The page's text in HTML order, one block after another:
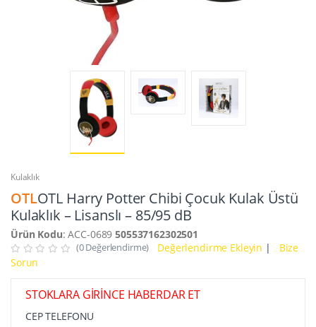
Kulaklık
OTLOTL Harry Potter Chibi Çocuk Kulak Üstü
Kulaklık – Lisanslı – 85/95 dB
Ürün Kodu: ACC-0689505537162302501
(0 Değerlendirme) Değerlendirme Ekleyin |
Bize
Sorun
STOKLARA GİRİNCE HABERDAR ET
CEP TELEFONU